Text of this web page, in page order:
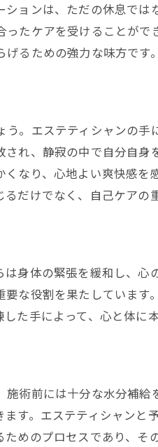
す
整えよう
ッシュ
ンス調整法
方法
リフレッシュ
フレッシュの秘訣
ュ術
施術
ョンは、ただの休息では
たケアを受けることがで
るための強力な味方です。
。エステティシャンの手
れ、静寂の中で自分自身
なり、心地よい爽快感
だけでなく、自己ケアの
身体の緊張を緩和し、心
な役割を果たしています
た手によって、心と体に
術前には十分な水分補
す。エステティシャンと
めのプロセスであり、そ